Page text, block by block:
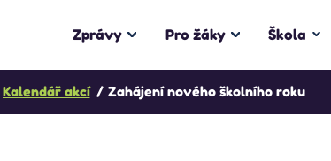
Zprávy Pro žáky Škola
Kalendář akcí Zahájení nového školního roku